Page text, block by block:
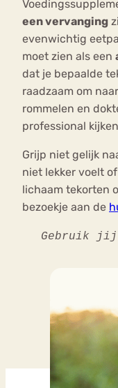
een vervanging
evenwichtig
moet zien als een
dat je bepaalde
raadzaam om
rommelen en
professional
Grijp niet gelijk
niet lekker voelt
lichaam tekorten
bezoekje aan de
Gebruik jij